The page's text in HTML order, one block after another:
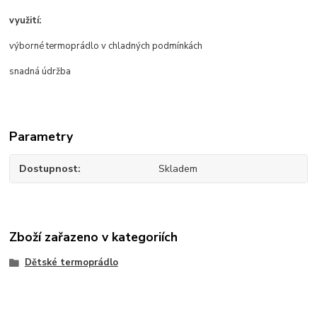
využití:
výborné termoprádlo v chladných podmínkách
snadná údržba
Parametry
Dostupnost Skladem
Zboží zařazeno v kategoriích
Dětské termoprádlo